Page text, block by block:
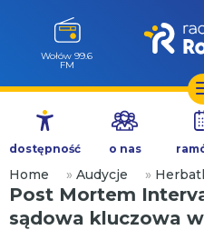
Przejdź
treści
Wołów 99.6
FM
dostępność o nas
Home » Audycje »
Post Mortem
sądowa kluczowa